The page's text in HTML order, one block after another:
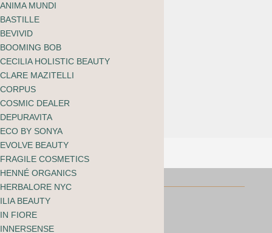
The Glow
Comfort Zone
Cleansing Balm
ANIMA MUNDI
BASTILLE
BEVIVID
BOOMING BOB
CECILIA HOLISTIC BEAUTY
CLARE MAZITELLI
CORPUS
COSMIC DEALER
DEPURAVITA
ECO BY SONYA
EVOLVE BEAUTY
FRAGILE COSMETICS
HENNÉ ORGANICS
HERBALORE NYC
ILIA BEAUTY
IN FIORE
INNERSENSE